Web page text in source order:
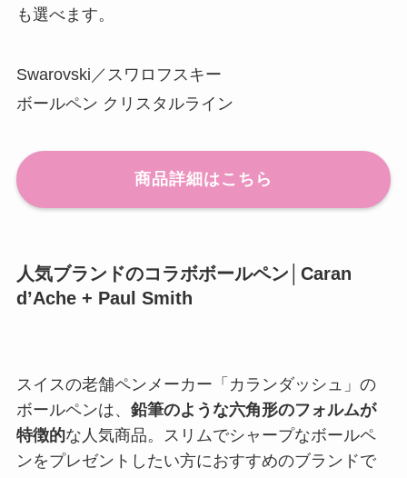
も選べます。
Swarovski／スワロフスキー
ボールペン クリスタルライン
商品詳細はこちら
人気ブランドのコラボボールペン│Caran
d’Ache + Paul Smith
スイスの老舗ペンメーカー「カランダッシュ」の
ボールペンは、 鉛筆のような六角形のフォルムが
特徴的な人気商品。スリムでシャープなボールペ
ンをプレゼントしたい方におすすめのブランドで